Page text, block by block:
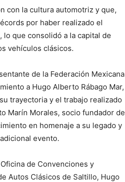
con la cultura automotriz y que,
por haber realizado el
que consolidó a la capital de
vehículos clásicos.
de la Federación Mexicana
a Hugo Alberto Rábago Mar,
trayectoria y el trabajo realizado
Marín Morales, socio fundador de
en homenaje a su legado y
evento.
de Convenciones y
Autos Clásicos de Saltillo, Hugo